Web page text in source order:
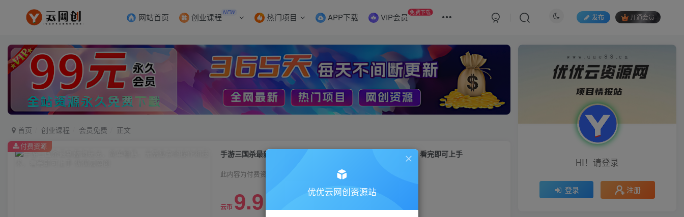
网站首页 创业课程 NEW 热门项目 APP下载 VIP会员 免费下载
发布 开通会员
首页 创业课程 会员免费 正文
手游三国杀最新蓝海玩法，简单粗暴，无需复杂的操作和技术，看完即可上手
此内容为付费资源，请付费后查看
云币 9.9
付费资源
HI！请登录
登录 注册
优优云网创资源站